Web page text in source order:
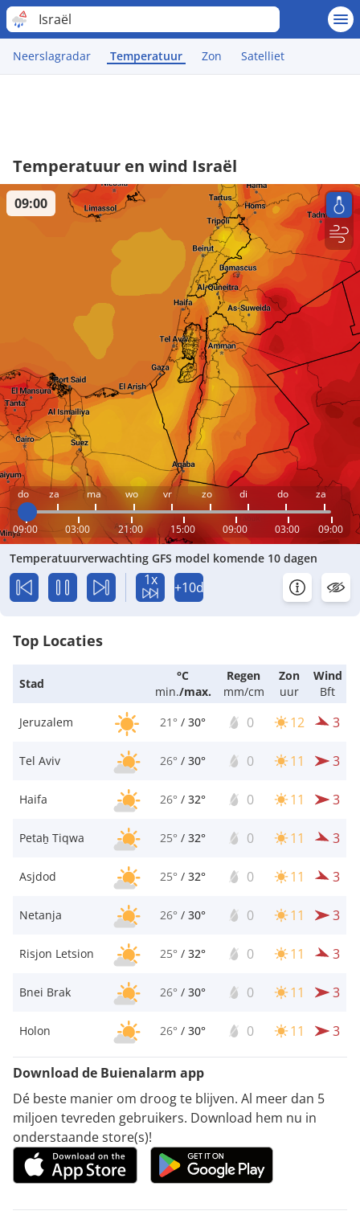
Israël
Neerslagradar Temperatuur Zon Satelliet
Temperatuur en wind Israël
do za ma wo vr zo di do za
09:00 03:00 21:00 15:00 09:00 03:00 09:00
09:00
Temperatuurverwachting GFS model komende 10 dagen
1x +10d
Top Locaties
Stad
°C
min./max.
Regen
mm/cm
Zon
uur
Wind
Bft
Jeruzalem
21° / 30° 0 12 3
Tel Aviv 26° / 30° 0 11 3
Haifa 26° / 32° 0 11 3
Petaẖ Tiqwa 25° / 32° 0 11 3
Asjdod 25° / 32° 0 11 3
Netanja 26° / 30° 0 11 3
Risjon Letsion 25° / 32° 0 11 3
Bnei Brak 26° / 30° 0 11 3
Holon 26° / 30° 0 11 3
Download de Buienalarm app
Dé beste manier om droog te blijven. Al meer dan 5
miljoen tevreden gebruikers. Download hem nu in
onderstaande store(s)!